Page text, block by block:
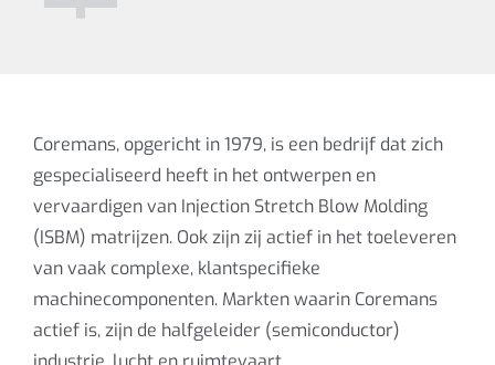
Coremans, opgericht in 1979, is een bedrijf dat zich
gespecialiseerd heeft in het ontwerpen en
vervaardigen van Injection Stretch Blow Molding
(ISBM) matrijzen. Ook zijn zij actief in het toeleveren
van vaak complexe, klantspecifieke
machinecomponenten. Markten waarin Coremans
actief is, zijn de halfgeleider (semiconductor)